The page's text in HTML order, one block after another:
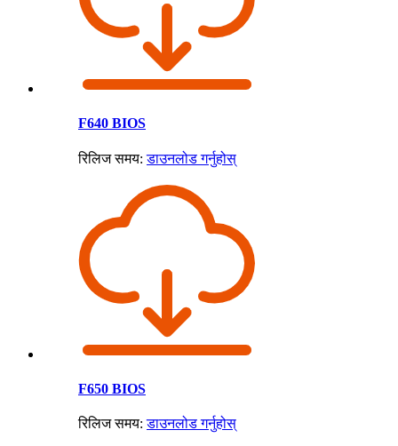
F640 BIOS
रिलिज समय: डाउनलोड गर्नुहोस्
F650 BIOS
रिलिज समय: डाउनलोड गर्नुहोस्